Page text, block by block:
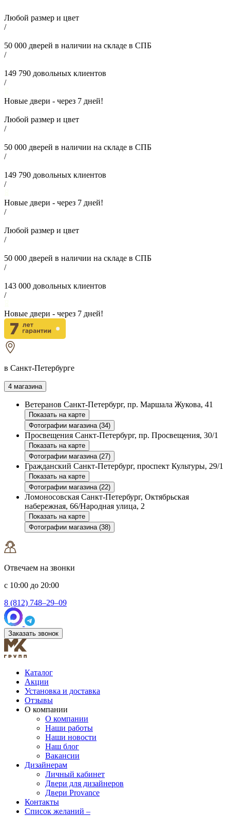
Любой размер и цвет
/
50 000 дверей в наличии на складе в СПБ
/
149 790 довольных клиентов
/
Новые двери - через 7 дней!
Любой размер и цвет
/
50 000 дверей в наличии на складе в СПБ
/
149 790 довольных клиентов
/
Новые двери - через 7 дней!
/
Любой размер и цвет
/
50 000 дверей в наличии на складе в СПБ
/
143 000 довольных клиентов
/
Новые двери - через 7 дней!
в Санкт-Петербурге
4 магазина
Ветеранов Санкт-Петербург, пр. Маршала Жукова, 41
Показать на карте
Фотографии магазина (34)
Просвещения Санкт-Петербург, пр. Просвещения, 30/1
Показать на карте
Фотографии магазина (27)
Гражданский Санкт-Петербург, проспект Культуры, 29/1
Показать на карте
Фотографии магазина (22)
Ломоносовская Санкт-Петербург, Октябрьская
набережная, 66/Народная улица, 2
Показать на карте
Фотографии магазина (38)
Отвечаем на звонки
с 10:00 до 20:00
8 (812) 748–29–09
Заказать звонок
Каталог
Акции
Установка и доставка
Отзывы
О компании
О компании
Наши работы
Наши новости
Наш блог
Вакансии
Дизайнерам
Личный кабинет
Двери для дизайнеров
Двери Provance
Контакты
Список желаний –